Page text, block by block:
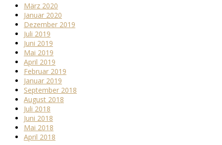
März 2020
Januar 2020
Dezember 2019
Juli 2019
Juni 2019
Mai 2019
April 2019
Februar 2019
Januar 2019
September 2018
August 2018
Juli 2018
Juni 2018
Mai 2018
April 2018